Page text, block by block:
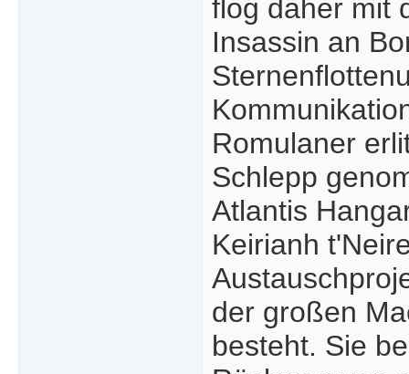
flog daher mit
Insassin an
Romulaner
Schlepp
Atlantis
Keirianh
der großen
besteht. Sie